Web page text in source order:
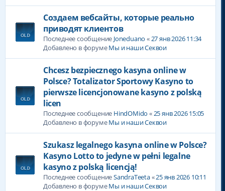
Создаем вебсайты, которые реально
приводят клиентов
Последнее сообщение Joneduano « 27 янв 2026 11:34
Добавлено в форумеМы и наши Секвои
Chcesz bezpiecznego kasyna online w
Polsce? Totalizator Sportowy Kasyno to
pierwsze licencjonowane kasyno z polską
licen
Последнее сообщение HindOMido « 25 янв 2026 15:05
Добавлено в форумеМы и наши Секвои
Szukasz legalnego kasyna online w Polsce?
Kasyno Lotto to jedyne w pełni legalne
kasyno z polską licencją!
Последнее сообщениеSandraTeeta«25 янв 2026 10:11
Добавлено в форумеМы и наши Секвои